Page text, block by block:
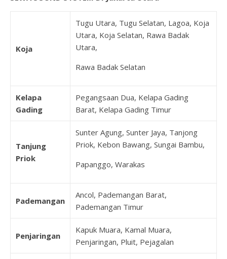
Koja
Tugu Utara, Tugu Selatan, Lagoa, Koja
Utara, Koja Selatan, Rawa Badak
Utara,
Rawa Badak Selatan
Kelapa
Gading
Pegangsaan Dua, Kelapa Gading
Barat, Kelapa Gading Timur
Tanjung
Priok
Sunter Agung, Sunter Jaya, Tanjong
Priok, Kebon Bawang, Sungai Bambu,
Papanggo, Warakas
Pademangan
Ancol, Pademangan Barat,
Pademangan Timur
Penjaringan
Kapuk Muara, Kamal Muara,
Penjaringan, Pluit, Pejagalan